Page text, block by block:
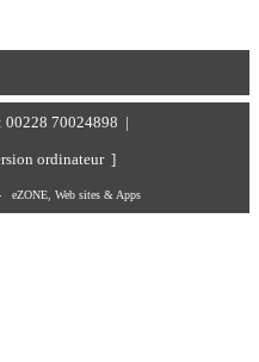
70024898 |
ordinateur ]
eZONE, Web sites & Apps